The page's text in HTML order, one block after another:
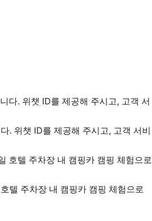
다. 위챗 ID를 제공해 주시고, 고객 서
. 위챗 ID를 제공해 주시고, 고객 서비
호텔 주차장 내 캠핑카 캠핑 체험으로
텔 주차장 내 캠핑카 캠핑 체험으로